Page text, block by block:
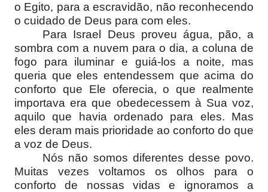
o Egito, para a escravidão, não reconhecendo
o cuidado de Deus para com eles.
Para Israel Deus proveu água, pão, a
sombra com a nuvem para o dia, a coluna de
fogo para iluminar e guiá-los a noite, mas
queria que eles entendessem que acima do
conforto que Ele oferecia, o que realmente
importava era que obedecessem à Sua voz,
aquilo que havia ordenado para eles. Mas
eles deram mais prioridade ao conforto do que
a voz de Deus.
Nós não somos diferentes desse povo.
Muitas vezes voltamos os olhos para o
conforto de nossas vidas e ignoramos a